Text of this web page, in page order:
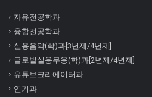
자유전공학과
융합전공학과
실용음악(학)과[3년제/4년제]
글로벌실용무용(학)과[2년제/4년제]
유튜브크리에이터과
연기과